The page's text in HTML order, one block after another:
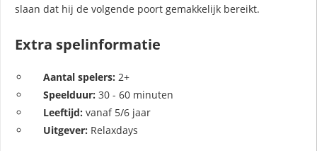
slaan dat hij de volgende poort gemakkelijk bereikt.
Extra spelinformatie
Aantal spelers: 2+
Speelduur: 30 - 60 minuten
Leeftijd: vanaf 5/6 jaar
Uitgever: Relaxdays